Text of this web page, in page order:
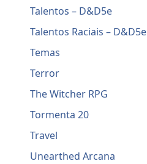
Talentos – D&D5e
Talentos Raciais – D&D5e
Temas
Terror
The Witcher RPG
Tormenta 20
Travel
Unearthed Arcana